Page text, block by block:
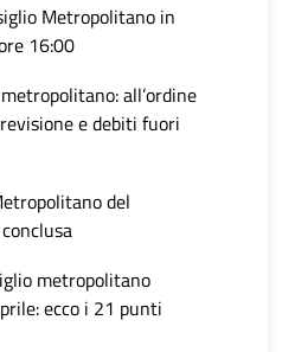
Metropolitano in
16:00
all’ordine
e debiti fuori
del
metropolitano
ecco i 21 punti